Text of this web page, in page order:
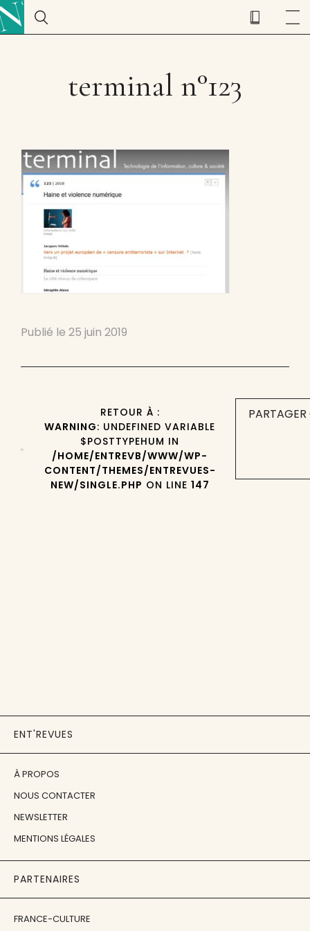
terminal n°123
Publié le 25 juin 2019
RETOUR À :
WARNING: UNDEFINED VARIABLE
$POSTTYPEHUM IN
/HOME/ENTREVB/WWW/WP-
CONTENT/THEMES/ENTREVUES-
NEW/SINGLE.PHP ON LINE 147
ENT'REVUES
À PROPOS
NOUS CONTACTER
NEWSLETTER
MENTIONS LÉGALES
PARTENAIRES
FRANCE-CULTURE